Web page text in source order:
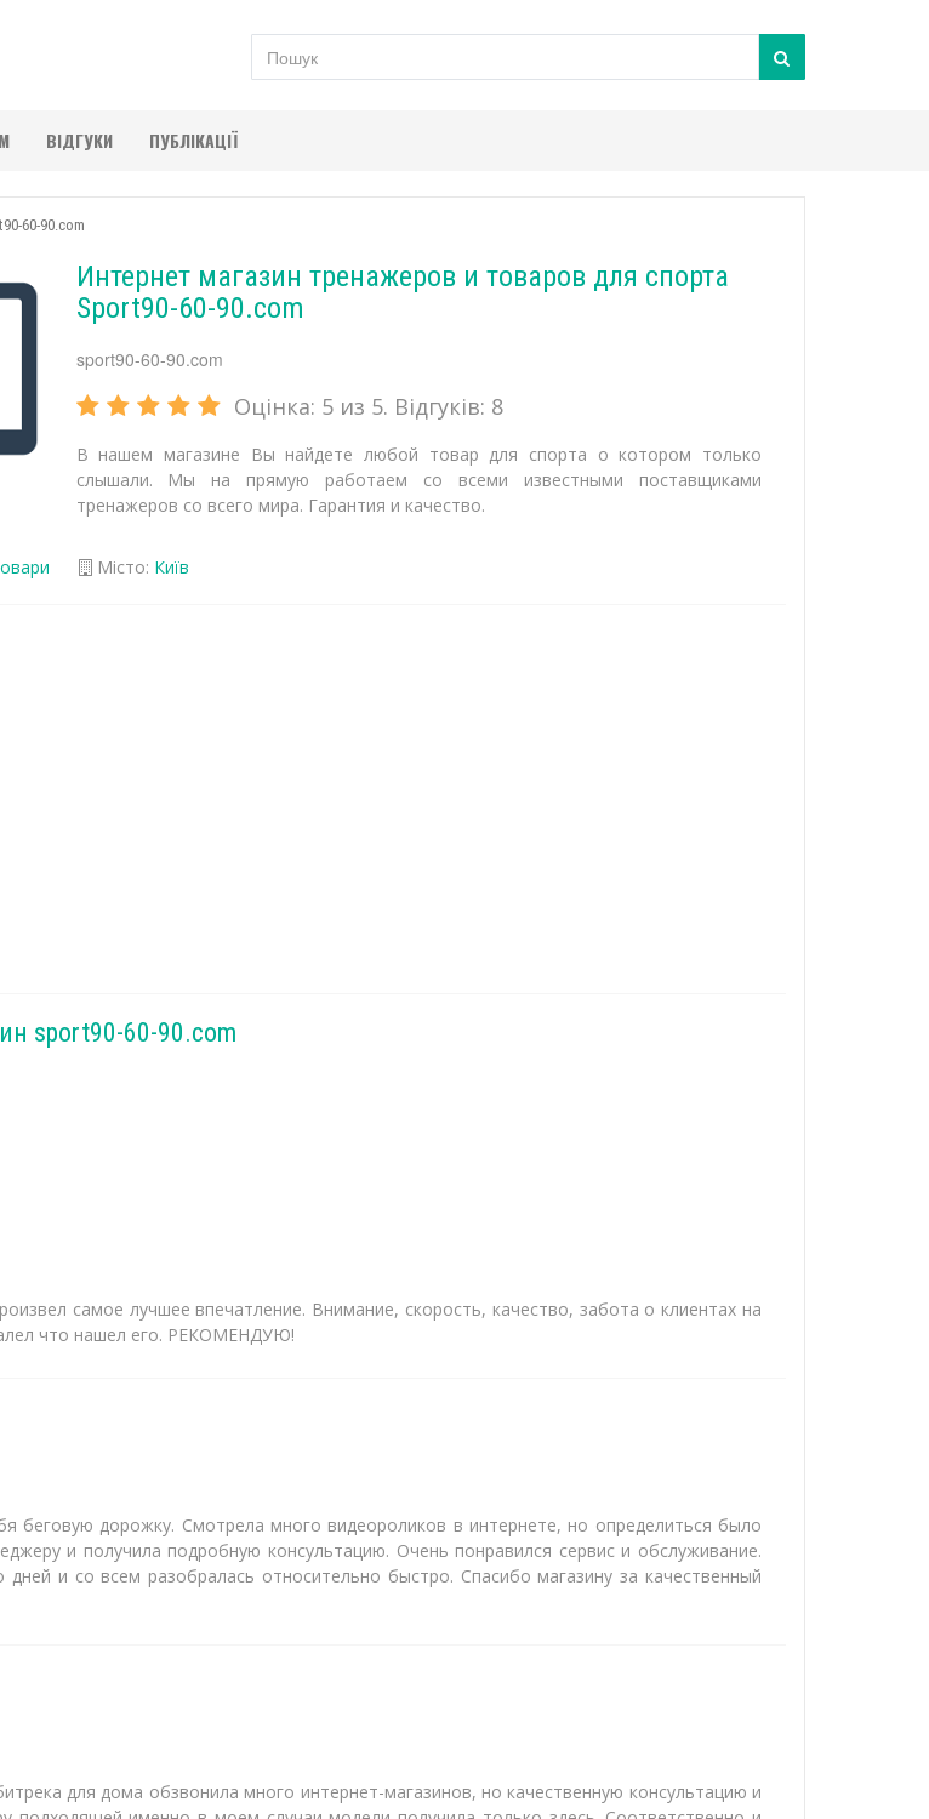
ВІДГУКИ ПУБЛІКАЦІЇ
60-90.com
Интернет магазин тренажеров и товаров для спорта
Sport90-60-90.com
sport90-60-90.com
Оцінка: 5из 5. Відгуків: 8
В нашем магазине Вы найдете любой товар для спорта о котором только
слышали. Мы на прямую работаем со всеми известными поставщиками
тренажеров со всего мира. Гарантия и качество.
Місто: Київ
sport90-60-90.com
самое лучшее впечатление. Внимание, скорость, качество, забота о клиентах на
что нашел его. РЕКОМЕНДУЮ!
беговую дорожку. Смотрела много видеороликов в интернете, но определиться было
и получила подробную консультацию. Очень понравился сервис и обслуживание.
дней и со всем разобралась относительно быстро. Спасибо магазину за качественный
для дома обзвонила много интернет-магазинов, но качественную консультацию и